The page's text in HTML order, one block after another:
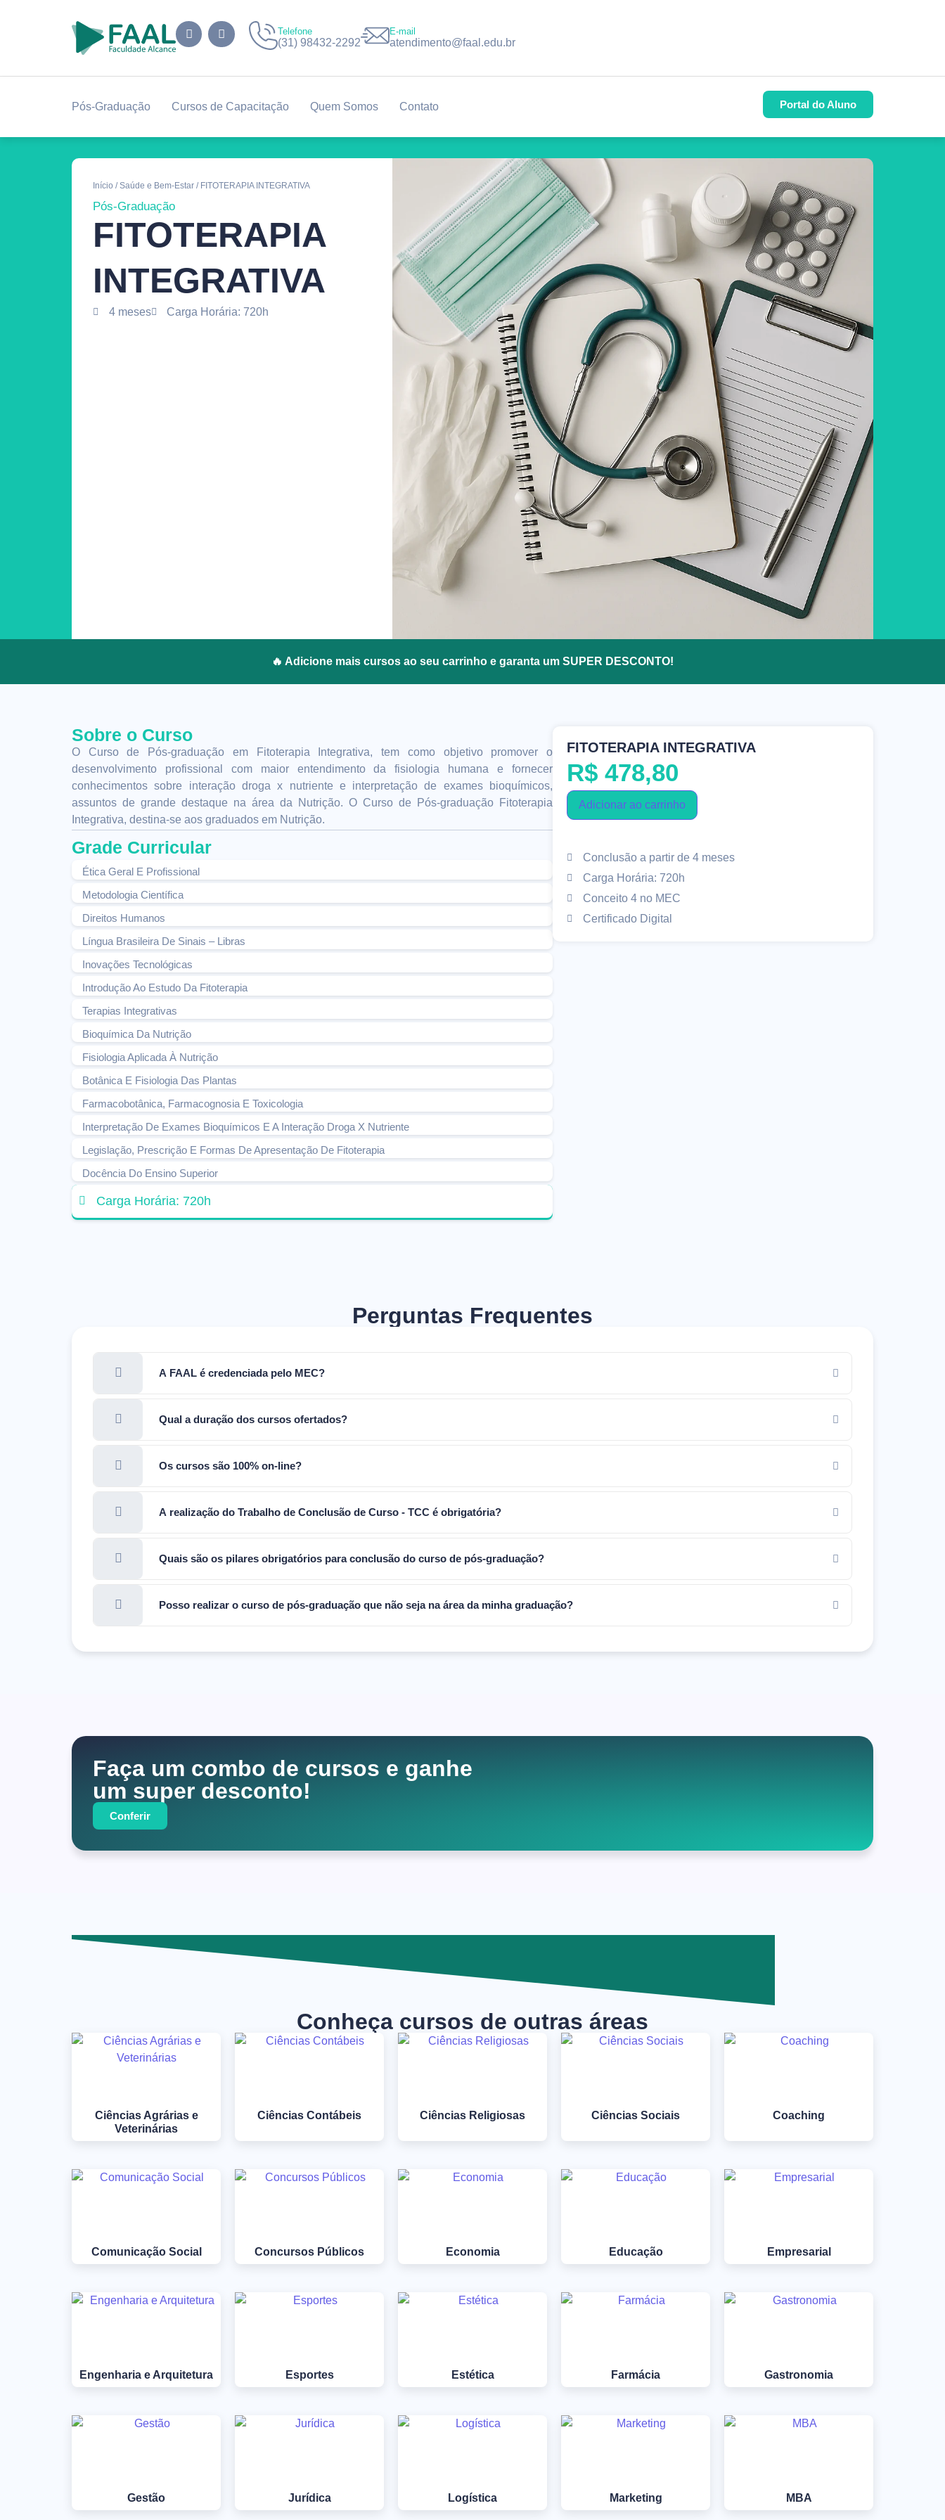
Telefone
(31) 98432-2292
E-mail
atendimento@faal.edu.br
Pós-Graduação Cursos de Capacitação Quem Somos Contato Portal do Aluno
Início /Saúde e Bem-Estar / FITOTERAPIA INTEGRATIVA
Pós-Graduação
FITOTERAPIA
INTEGRATIVA
4 meses Carga Horária: 720h
🔥 Adicione mais cursos ao seu carrinho e garanta um SUPER DESCONTO!
Sobre o Curso
O Curso de Pós-graduação em Fitoterapia Integrativa, tem como objetivo promover o
desenvolvimento profissional com maior entendimento da fisiologia humana e fornecer
conhecimentos sobre interação droga x nutriente e interpretação de exames bioquímicos,
assuntos de grande destaque na área da Nutrição. O Curso de Pós-graduação Fitoterapia
Integrativa, destina-se aos graduados em Nutrição.
Grade Curricular
Ética Geral E Profissional
Metodologia Científica
Direitos Humanos
Língua Brasileira De Sinais – Libras
Inovações Tecnológicas
Introdução Ao Estudo Da Fitoterapia
Terapias Integrativas
Bioquímica Da Nutrição
Fisiologia Aplicada À Nutrição
Botânica E Fisiologia Das Plantas
Farmacobotânica, Farmacognosia E Toxicologia
Interpretação De Exames Bioquímicos E A Interação Droga X Nutriente
Legislação, Prescrição E Formas De Apresentação De Fitoterapia
Docência Do Ensino Superior
Carga Horária: 720h
FITOTERAPIA INTEGRATIVA
R$ 478,80
Adicionar ao carrinho
Conclusão a partir de 4 meses
Carga Horária: 720h
Conceito 4 no MEC
Certificado Digital
Perguntas Frequentes
A FAAL é credenciada pelo MEC?
Qual a duração dos cursos ofertados?
Os cursos são 100% on-line?
A realização do Trabalho de Conclusão de Curso - TCC é obrigatória?
Quais são os pilares obrigatórios para conclusão do curso de pós-graduação?
Posso realizar o curso de pós-graduação que não seja na área da minha graduação?
Faça um combo de cursos e ganhe
um super desconto!
Conferir
Conheça cursos de outras áreas
Ciências Agrárias e
Veterinárias
Ciências Contábeis Ciências Religiosas Ciências Sociais Coaching
Comunicação Social Concursos Públicos Economia Educação Empresarial
Engenharia e Arquitetura Esportes Estética Farmácia Gastronomia
Gestão Jurídica Logística Marketing MBA